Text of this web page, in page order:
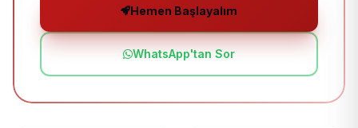
Hemen Başlayalım
WhatsApp'tan Sor